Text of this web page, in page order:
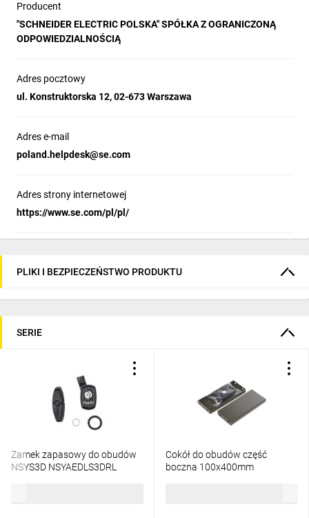
Producent
"SCHNEIDER ELECTRIC POLSKA" SPÓŁKA Z OGRANICZONĄ
ODPOWIEDZIALNOŚCIĄ
Adres pocztowy
ul. Konstruktorska 12, 02-673 Warszawa
Adres e-mail
poland.helpdesk@se.com
Adres strony internetowej
https://www.se.com/pl/pl/
PLIKI I BEZPIECZEŃSTWO PRODUKTU
SERIE
Zamek zapasowy do obudów
NSYS3D NSYAEDLS3DRL
Cokół do obudów część
boczna 100x400mm